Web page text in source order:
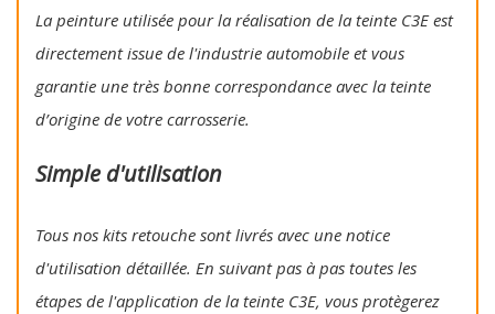
La peinture utilisée pour la réalisation de la teinte C3E est
directement issue de l'industrie automobile et vous
garantie une très bonne correspondance avec la teinte
d’origine de votre carrosserie.
Simple d'utilisation
Tous nos kits retouche sont livrés avec une notice
d'utilisation détaillée. En suivant pas à pas toutes les
étapes de l'application de la teinte C3E, vous protègerez